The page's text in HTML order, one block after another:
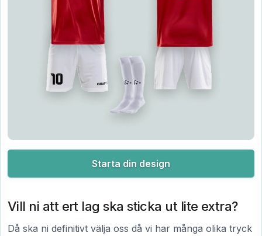
Starta din design
Vill ni att ert lag ska sticka ut lite extra?
Då ska ni definitivt välja oss då vi har många olika tryck